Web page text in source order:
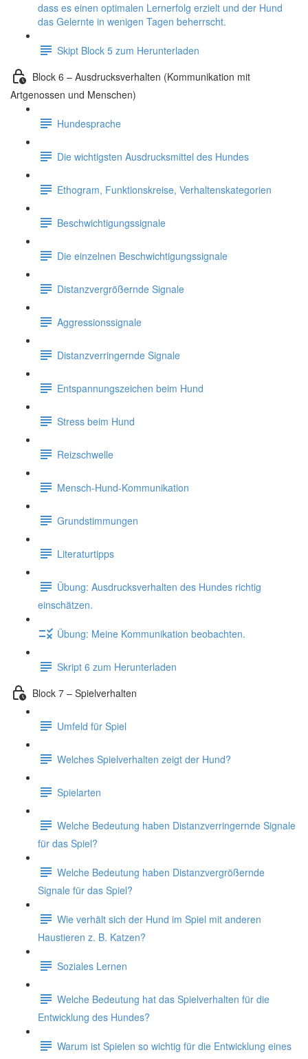
dass es einen optimalen Lernerfolg erzielt und der Hund
das Gelernte in wenigen Tagen beherrscht.
Skipt Block 5 zum Herunterladen
Block 6 – Ausdrucksverhalten (Kommunikation mit
Artgenossen und Menschen)
Hundesprache
Die wichtigsten Ausdrucksmittel des Hundes
Ethogram, Funktionskreise, Verhaltenskategorien
Beschwichtigungssignale
Die einzelnen Beschwichtigungssignale
Distanzvergrößernde Signale
Aggressionssignale
Distanzverringernde Signale
Entspannungszeichen beim Hund
Stress beim Hund
Reizschwelle
Mensch-Hund-Kommunikation
Grundstimmungen
Literaturtipps
Übung: Ausdrucksverhalten des Hundes richtig
einschätzen.
Übung: Meine Kommunikation beobachten.
Skript 6 zum Herunterladen
Block 7 – Spielverhalten
Umfeld für Spiel
Welches Spielverhalten zeigt der Hund?
Spielarten
Welche Bedeutung haben Distanzverringernde Signale
für das Spiel?
Welche Bedeutung haben Distanzvergrößernde
Signale für das Spiel?
Wie verhält sich der Hund im Spiel mit anderen
Haustieren z. B. Katzen?
Soziales Lernen
Welche Bedeutung hat das Spielverhalten für die
Entwicklung des Hundes?
Warum ist Spielen so wichtig für die Entwicklung eines